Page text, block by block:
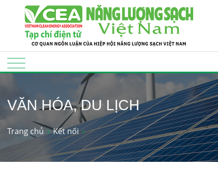
VĂN HÓA, DU LỊCH
Trang chủ Kết nối